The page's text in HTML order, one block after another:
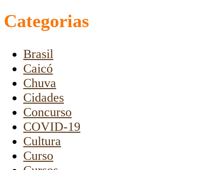
Categorias
Brasil
Caicó
Chuva
Cidades
Concurso
COVID-19
Cultura
Curso